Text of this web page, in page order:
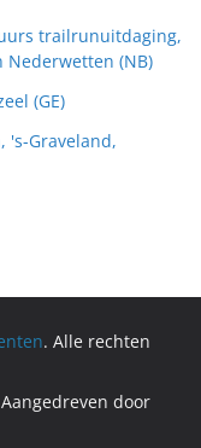
trailrunuitdaging,
Nederwetten (NB)
(GE)
's-Graveland,
. Alle rechten
door